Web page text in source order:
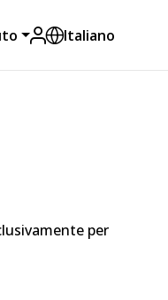
Italiano
per